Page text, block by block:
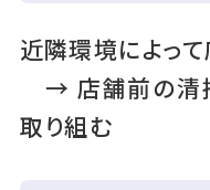
近隣環境によっ
→ 店舗前の清
取り組む